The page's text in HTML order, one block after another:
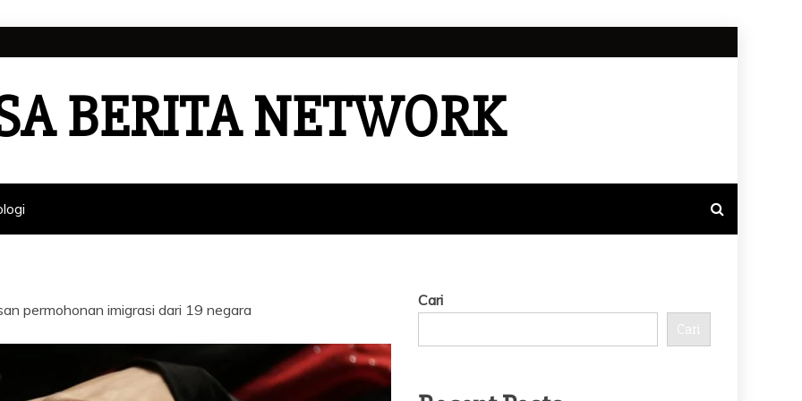
BERITA NETWORK
permohonan imigrasi dari 19 negara
Cari
Cari